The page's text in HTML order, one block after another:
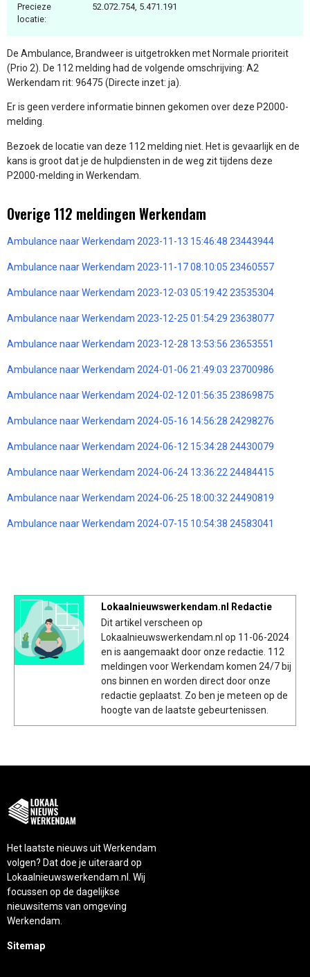
Precieze
locatie:
52.072.754, 5.471.191
De Ambulance, Brandweer is uitgetrokken met Normale prioriteit
(Prio 2). De 112 melding had de volgende omschrijving: A2
Werkendam rit: 96475 (Directe inzet: ja).
Er is geen verdere informatie binnen gekomen over deze P2000-
melding.
Bezoek de locatie van deze 112 melding niet. Het is gevaarlijk en de
kans is groot dat je de hulpdiensten in de weg zit tijdens deze
P2000-melding in Werkendam.
Overige 112 meldingen Werkendam
Ambulance naar Werkendam 2023-11-13 15:46:48 23443944
Ambulance naar Werkendam 2023-11-17 08:10:05 23460557
Ambulance naar Werkendam 2023-12-03 05:19:42 23535304
Ambulance naar Werkendam 2023-12-25 01:54:29 23638077
Ambulance naar Werkendam 2023-12-28 13:53:56 23653551
Ambulance naar Werkendam 2024-01-06 21:49:03 23700986
Ambulance naar Werkendam 2024-02-12 01:56:35 23869875
Ambulance naar Werkendam 2024-05-16 14:56:28 24298276
Ambulance naar Werkendam 2024-06-12 15:34:28 24430079
Ambulance naar Werkendam 2024-06-24 13:36:22 24484415
Ambulance naar Werkendam 2024-06-25 18:00:32 24490819
Ambulance naar Werkendam 2024-07-15 10:54:38 24583041
Lokaalnieuwswerkendam.nl Redactie
Dit artikel verscheen op
Lokaalnieuwswerkendam.nl op 11-06-2024
en is aangemaakt door onze redactie. 112
meldingen voor Werkendam komen 24/7 bij
ons binnen en worden direct door onze
redactie geplaatst. Zo ben je meteen op de
hoogte van de laatste gebeurtenissen.
Het laatste nieuws uit Werkendam
volgen? Dat doe je uiteraard op
Lokaalnieuwswerkendam.nl. Wij
focussen op de dagelijkse
nieuwsitems van omgeving
Werkendam.
Sitemap